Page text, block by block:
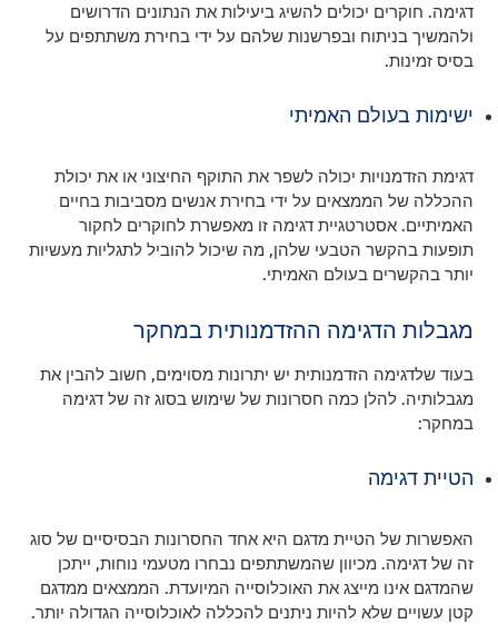
דגימה. חוקרים יכולים להשיג ביעילות את הנתונים הדרושים
ולהמשיך בניתוח ובפרשנות שלהם על ידי בחירת משתתפים על
בסיס זמינות.
ישימות בעולם האמיתי
דגימת הזדמנויות יכולה לשפר את התוקף החיצוני או את יכולת
ההכללה של הממצאים על ידי בחירת אנשים מסביבות בחיים
האמיתיים. אסטרטגיית דגימה זו מאפשרת לחוקרים לחקור
תופעות בהקשר הטבעי שלהן, מה שיכול להוביל לתגליות מעשיות
יותר בהקשרים בעולם האמיתי.
מגבלות הדגימה ההזדמנותית במחקר
בעוד שלדגימה הזדמנותית יש יתרונות מסוימים, חשוב להבין את
מגבלותיה. להלן כמה חסרונות של שימוש בסוג זה של דגימה
במחקר:
הטיית דגימה
האפשרות של הטיית מדגם היא אחד החסרונות הבסיסיים של סוג
זה של דגימה. מכיוון שהמשתתפים נבחרו מטעמי נוחות, ייתכן
שהמדגם אינו מייצג את האוכלוסייה המיועדת. הממצאים ממדגם
קטן עשויים שלא להיות ניתנים להכללה לאוכלוסייה הגדולה יותר.